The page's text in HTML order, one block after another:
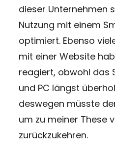
dieser Unternehmen
Nutzung mit einem
optimiert. Ebenso
mit einer Website
reagiert, obwohl das
und PC längst
deswegen müsste
um zu meiner These
zurückzukehren.